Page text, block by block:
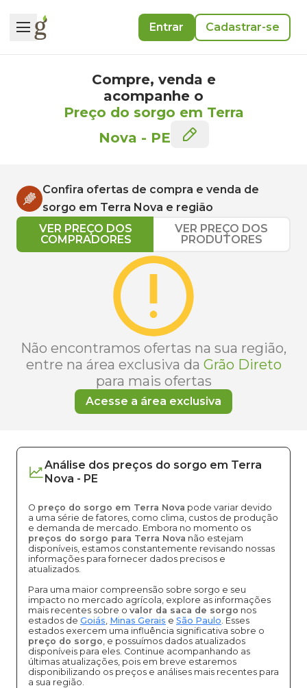
Entrar Cadastrar-se
Compre, venda e
acompanhe o
Preço do sorgo em Terra
Nova - PE
Confira ofertas de compra e venda de
sorgo em Terra Nova e região
VER PREÇO DOS
COMPRADORES
VER PREÇO DOS
PRODUTORES
Não encontramos ofertas na sua região,
entre na área exclusiva da Grão Direto
para mais ofertas
Acesse a área exclusiva
Análise dos preços do sorgo em Terra
Nova - PE
O preço do sorgo em Terra Nova pode variar devido
a uma série de fatores, como clima, custos de produção
e demanda de mercado. Embora no momento os
preços do sorgo para Terra Nova não estejam
disponíveis, estamos constantemente revisando nossas
informações para fornecer dados precisos e
atualizados.
Para uma maior compreensão sobre sorgo e seu
impacto no mercado agrícola, explore as informações
mais recentes sobre o valor da saca de sorgo nos
estados de Goiás, Minas Gerais e São Paulo. Esses
estados exercem uma influência significativa sobre o
preço do sorgo, e possuímos dados atualizados
disponíveis para eles. Continue acompanhando as
últimas atualizações, pois em breve estaremos
disponibilizando os preços e análises mais recentes para
a sua região.